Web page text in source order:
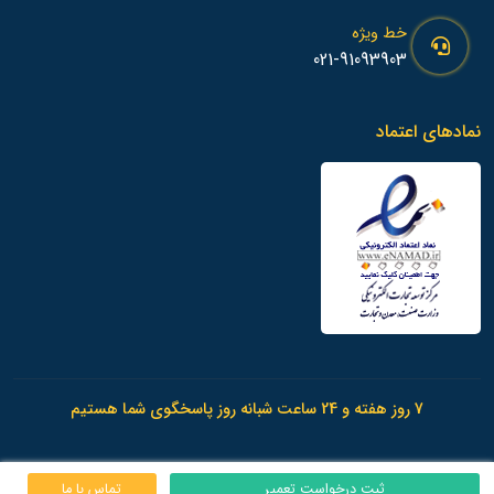
ثبت درخواست تعمیر تماس با ما
خط ویژه
021-91093903
نمادهای اعتماد
7 روز هفته و 24 ساعت شبانه روز پاسخگوی شما هستیم
می باشد.